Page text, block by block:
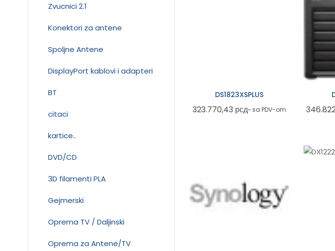
DS1823XSPLUS
323.770,43 рсд~ sa PDV-om
Zvucnici 2.1
Konektori za antene
Spoljne Antene
DisplayPort kablovi i adapteri
BT
citaci
kartice..
DVD/CD
3D filamenti PLA
Gejmerski
Oprema TV / Daljinski
Oprema za Antene/TV